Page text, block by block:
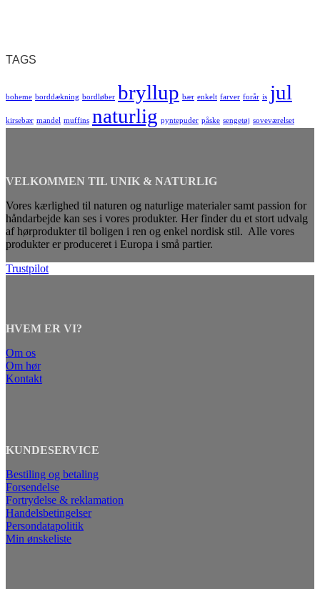
TAGS
boheme borddækning bordløber bryllup bær enkelt farver forår is jul
kirsebær mandel muffins naturlig pyntepuder påske sengetøj soveværelset
VELKOMMEN TIL UNIK & NATURLIG
Vores kærlighed til naturen og naturlige materialer samt passion for
håndarbejde kan ses i vores produkter. Her finder du et stort udvalg
af hørprodukter til boligen i ren og enkel nordisk stil. Alle vores
produkter er produceret i Europa i små partier.
Trustpilot
HVEM ER VI?
Om os
Om hør
Kontakt
KUNDESERVICE
Bestiling og betaling
Forsendelse
Fortrydelse & reklamation
Handelsbetingelser
Persondatapolitik
Min ønskeliste